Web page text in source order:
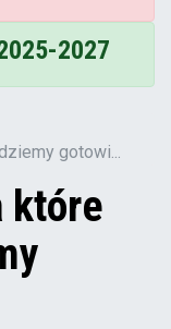
2027
gotowi...
które